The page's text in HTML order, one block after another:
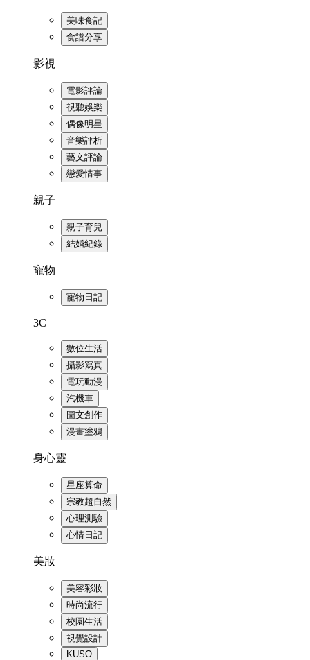
美味食記
食譜分享
影視
電影評論
視聽娛樂
偶像明星
音樂評析
藝文評論
戀愛情事
親子
親子育兒
結婚紀錄
寵物
寵物日記
3C
數位生活
攝影寫真
電玩動漫
汽機車
圖文創作
漫畫塗鴉
身心靈
星座算命
宗教超自然
心理測驗
心情日記
美妝
美容彩妝
時尚流行
校園生活
視覺設計
KUSO